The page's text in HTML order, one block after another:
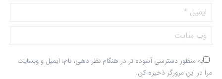
ایمیل *
وب سایت
به منظور دسترسی آسوده تر در هنگام نظر دهی، نام، ایمیل و وبسایت
مرا در این مرورگر ذخیره کن.